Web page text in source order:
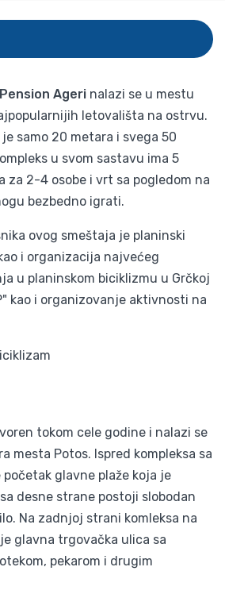
Pension Ageri nalazi se u mestu
letovališta na ostrvu.
samo 20 metara i svega 50
u svom sastavu ima 5
za 2-4 osobe i vrt sa pogledom na
bezbedno igrati.
ovog smeštaja je planinski
i organizacija najvećeg
u planinskom biciklizmu u Grčkoj
kao i organizovanje aktivnosti na
tokom cele godine i nalazi se
mesta Potos. Ispred kompleksa sa
glavne plaže koja je
desne strane postoji slobodan
Na zadnjoj strani komleksa na
glavna trgovačka ulica sa
pekarom i drugim